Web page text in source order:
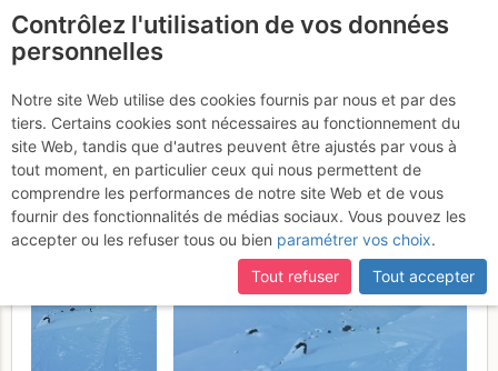
Piz Lagrev : Dall'Alp
Güglia
Samedi 18 février 2017
Contrôlez l'utilisation de vos données
personnelles
Notre site Web utilise des cookies fournis par nous et par des
tiers. Certains cookies sont nécessaires au fonctionnement du
site Web, tandis que d'autres peuvent être ajustés par vous à
tout moment, en particulier ceux qui nous permettent de
comprendre les performances de notre site Web et de vous
fournir des fonctionnalités de médias sociaux. Vous pouvez les
accepter ou les refuser tous ou bien paramétrer vos choix.
Tout refuser
Tout accepter